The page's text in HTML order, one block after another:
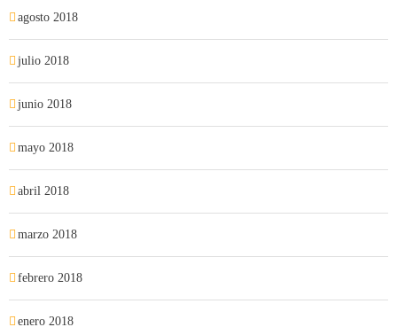
agosto 2018
julio 2018
junio 2018
mayo 2018
abril 2018
marzo 2018
febrero 2018
enero 2018